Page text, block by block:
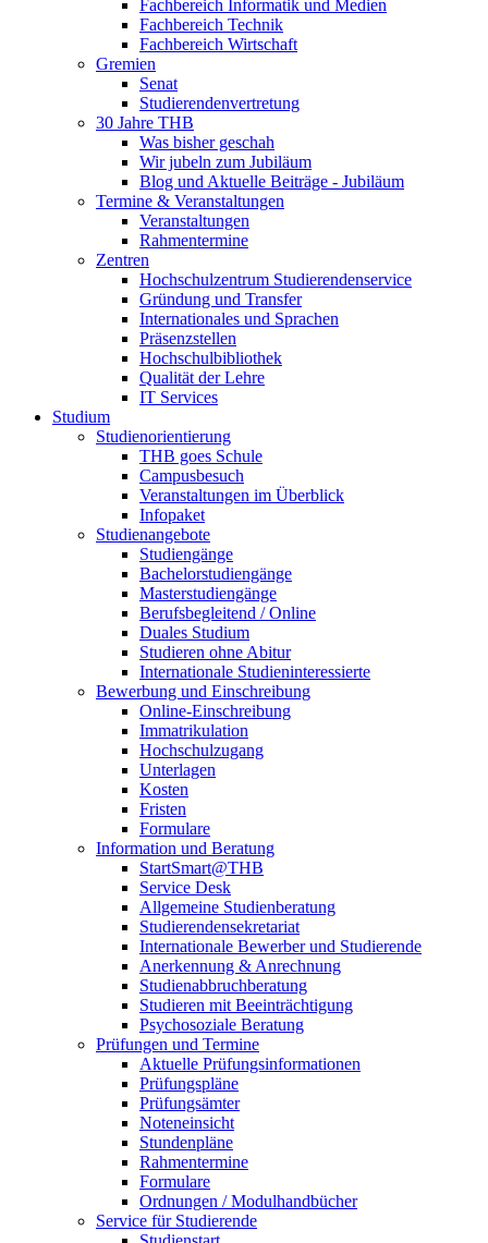
Fachbereich Informatik und Medien
Fachbereich Technik
Fachbereich Wirtschaft
Gremien
Senat
Studierendenvertretung
30 Jahre THB
Was bisher geschah
Wir jubeln zum Jubiläum
Blog und Aktuelle Beiträge - Jubiläum
Termine & Veranstaltungen
Veranstaltungen
Rahmentermine
Zentren
Hochschulzentrum Studierendenservice
Gründung und Transfer
Internationales und Sprachen
Präsenzstellen
Hochschulbibliothek
Qualität der Lehre
IT Services
Studium
Studienorientierung
THB goes Schule
Campusbesuch
Veranstaltungen im Überblick
Infopaket
Studienangebote
Studiengänge
Bachelorstudiengänge
Masterstudiengänge
Berufsbegleitend / Online
Duales Studium
Studieren ohne Abitur
Internationale Studieninteressierte
Bewerbung und Einschreibung
Online-Einschreibung
Immatrikulation
Hochschulzugang
Unterlagen
Kosten
Fristen
Formulare
Information und Beratung
StartSmart@THB
Service Desk
Allgemeine Studienberatung
Studierendensekretariat
Internationale Bewerber und Studierende
Anerkennung & Anrechnung
Studienabbruchberatung
Studieren mit Beeinträchtigung
Psychosoziale Beratung
Prüfungen und Termine
Aktuelle Prüfungsinformationen
Prüfungspläne
Prüfungsämter
Noteneinsicht
Stundenpläne
Rahmentermine
Formulare
Ordnungen / Modulhandbücher
Service für Studierende